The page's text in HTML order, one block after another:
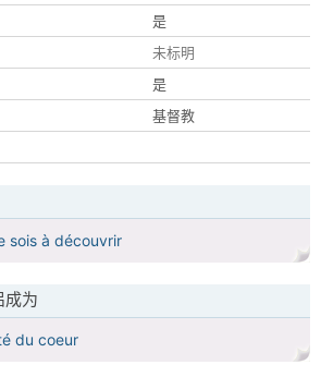
是
未标明
是
基督教
sois à découvrir
成为
du coeur